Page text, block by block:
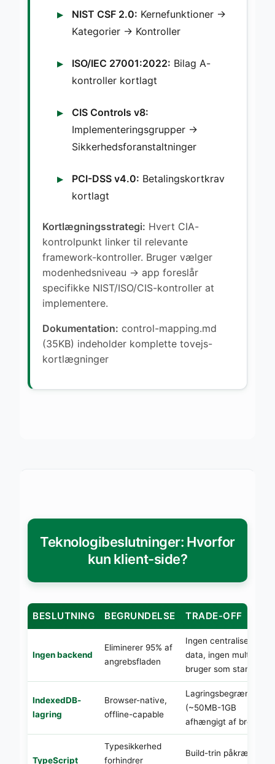
NIST CSF 2.0: Kernefunktioner →
Kategorier → Kontroller
ISO/IEC 27001:2022: Bilag A-
kontroller kortlagt
CIS Controls v8:
Implementeringsgrupper →
Sikkerhedsforanstaltninger
PCI-DSS v4.0: Betalingskortkrav
kortlagt
Kortlægningsstrategi: Hvert CIA-
kontrolpunkt linker til relevante
framework-kontroller. Bruger vælger
modenhedsniveau → app foreslår
specifikke NIST/ISO/CIS-kontroller at
implementere.
Dokumentation: control-mapping.md
(35KB) indeholder komplette tovejs-
kortlægninger
Teknologibeslutninger: Hvorfor
kun klient-side?
BESLUTNING BEGRUNDELSE TRADE-OFF
Ingen backend
Eliminerer 95% af
angrebsfladen
Ingen centraliserede
data, ingen multi-
bruger som standard
IndexedDB-
lagring
Browser-native,
offline-capable
(~50MB-1GB
afhængigt af browser)
TypeScript
Typesikkerhed
forhindrer
Build-trin påkrævet,